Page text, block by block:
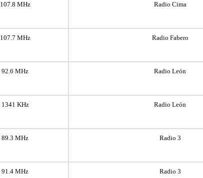
107.8 MHz Radio Cima
107.7 MHz Radio Fabero
92.6 MHz Radio León
1341 KHz Radio León
89.3 MHz Radio 3
91.4 MHz Radio 3